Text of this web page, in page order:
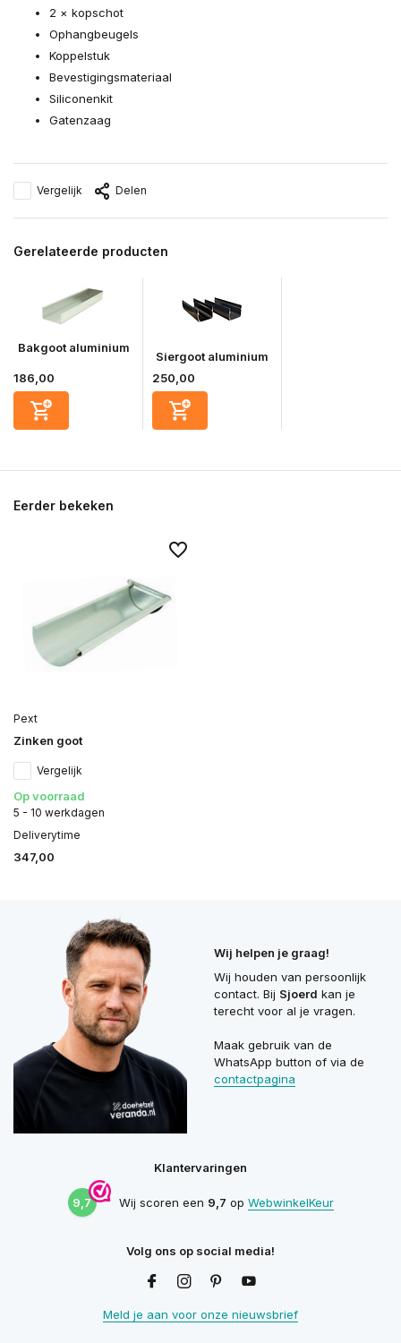
2 × kopschot
Ophangbeugels
Koppelstuk
Bevestigingsmateriaal
Siliconenkit
Gatenzaag
Vergelijk Delen
Gerelateerde producten
Bakgoot aluminium
186,00
Siergoot aluminium
250,00
Eerder bekeken
Pext
Zinken goot
Vergelijk
Op voorraad
5 - 10 werkdagen
Deliverytime
347,00
Wij helpen je graag!
Wij houden van persoonlijk
contact. Bij Sjoerd kan je
terecht voor al je vragen.
Maak gebruik van de
WhatsApp button of via de
contactpagina
Klantervaringen
9,7 Wij scoren een 9,7 op WebwinkelKeur
Volg ons op social media!
Meld je aan voor onze nieuwsbrief